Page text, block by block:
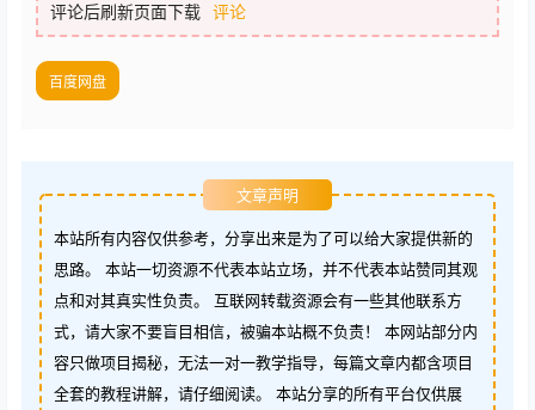
评论后刷新页面下载 评论
百度网盘
文章声明
本站所有内容仅供参考，分享出来是为了可以给大家提供新的
思路。 本站一切资源不代表本站立场，并不代表本站赞同其观
点和对其真实性负责。 互联网转载资源会有一些其他联系方
式，请大家不要盲目相信，被骗本站概不负责！ 本网站部分内
容只做项目揭秘，无法一对一教学指导，每篇文章内都含项目
全套的教程讲解，请仔细阅读。 本站分享的所有平台仅供展